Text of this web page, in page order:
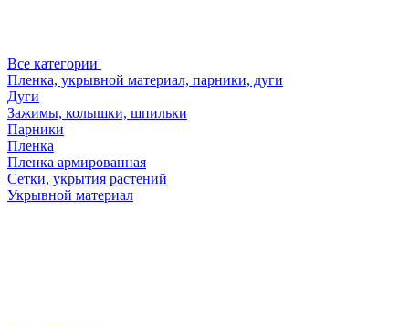
Все категории
Пленка, укрывной материал, парники, дуги
Дуги
Зажимы, колышки, шпильки
Парники
Пленка
Пленка армированная
Сетки, укрытия растений
Укрывной материал